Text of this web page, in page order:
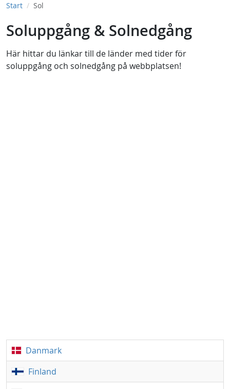
Start Sol
Soluppgång & Solnedgång
Här hittar du länkar till de länder med tider för
soluppgång och solnedgång på webbplatsen!
Danmark
Finland